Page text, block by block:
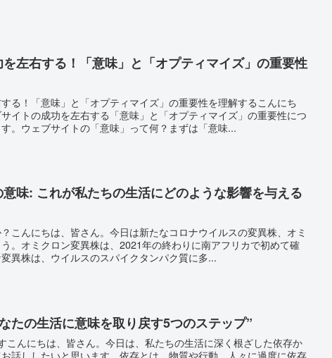
左右する！「意味」と「オプティマイズ」の重要性
る！「意味」と「オプティマイズ」の重要性を理解するこんにち
イトの成功を左右する「意味」と「オプティマイズ」の重要性につ
。ウェブサイトの「意味」って何？まずは「意味...
味: これが私たちの生活にどのような影響を与える
こんにちは、皆さん。今日は新たなコロナウイルスの変異株、オミ
。オミクロン変異株は、2021年の終わりに南アフリカで初めて確
異株は、ウイルスのスパイクタンパク質に多...
たの生活に意味を取り戻す5つのステップ”
こんにちは、皆さん。今日は、私たちの生活に深く根ざした依存か
話ししたいと思います。依存とは、物質や行動、人々に過度に依存